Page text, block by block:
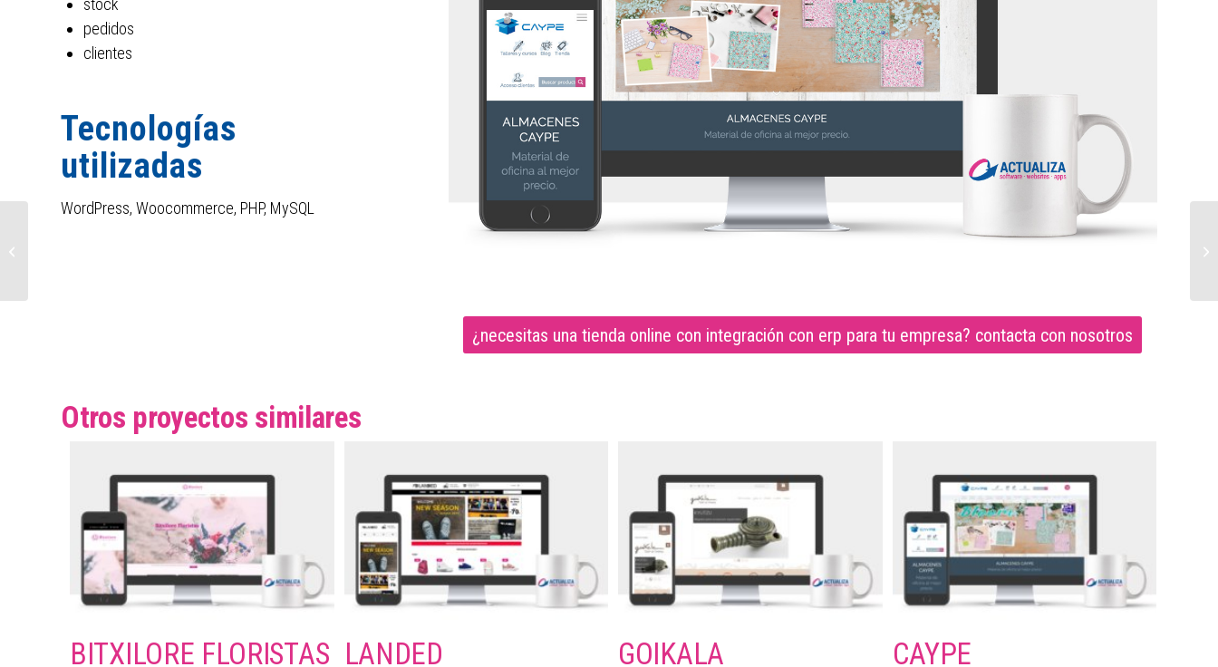
pedidos
clientes
Tecnologías
utilizadas
WordPress, Woocommerce, PHP, MySQL
¿necesitas una tienda online con integración con erp para tu empresa? contacta con nosotros
Otros proyectos similares
BITXILORE FLORISTAS LANDED GOIKALA CAYPE